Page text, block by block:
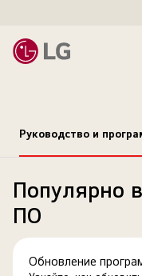
Руководство и
Популярно
ПО
Обновление